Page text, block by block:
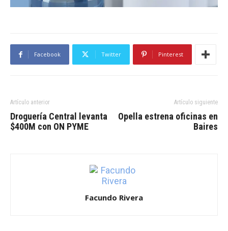
Facebook Twitter Pinterest
Artículo anterior
Droguería Central levanta
$400M con ON PYME
Artículo siguiente
Opella estrena oficinas en
Baires
Facundo Rivera